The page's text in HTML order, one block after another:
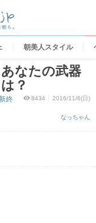
朝美人スタイル
なたの武器
？
8434 2016/11/6(日)
なっちゃん
終